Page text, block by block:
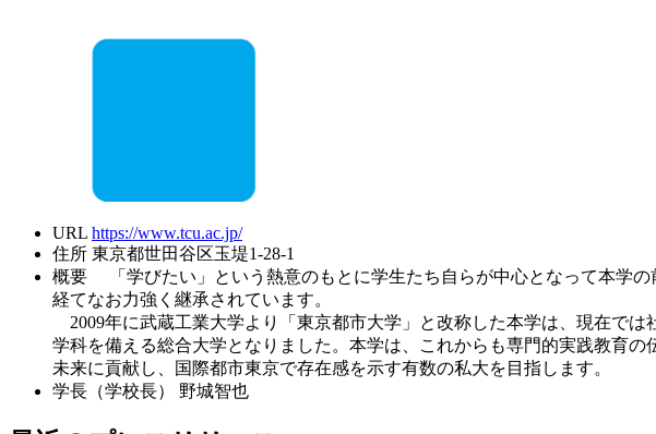
URL https://www.tcu.ac.jp/
住所 東京都世田谷区玉堤1-28-1
概要
「学びたい」という熱意のもとに学生たち自らが中心となって本学
経てなお力強く継承されています。
2009年に武蔵工業大学より「東京都市大学」と改称した本学は、現在で
学科を備える総合大学となりました。本学は、これからも専門的実践教育
未来に貢献し、国際都市東京で存在感を示す有数の私大を目指します。
学長（学校長）
野城智也